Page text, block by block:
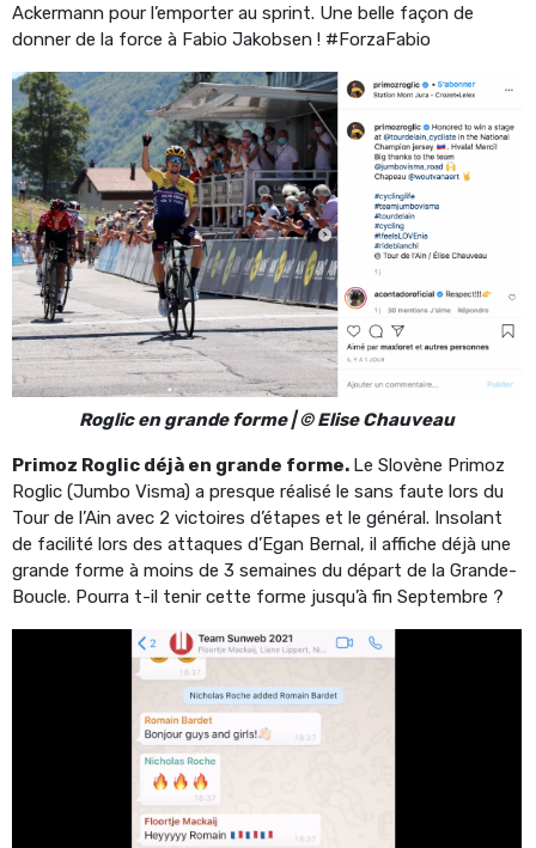
Ackermann pour l’emporter au sprint. Une belle façon de
donner de la force à Fabio Jakobsen ! #ForzaFabio
Roglic en grande forme | © Elise Chauveau
Primoz Roglic déjà en grande forme. Le Slovène Primoz
Roglic (Jumbo Visma) a presque réalisé le sans faute lors du
Tour de l’Ain avec 2 victoires d’étapes et le général. Insolant
de facilité lors des attaques d’Egan Bernal, il affiche déjà une
grande forme à moins de 3 semaines du départ de la Grande-
Boucle. Pourra t-il tenir cette forme jusqu’à fin Septembre ?